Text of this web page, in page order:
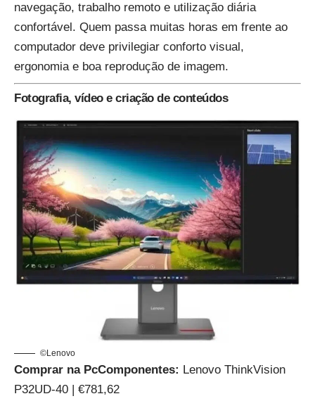
navegação, trabalho remoto e utilização diária
confortável. Quem passa muitas horas em frente ao
computador deve privilegiar conforto visual,
ergonomia e boa reprodução de imagem.
Fotografia, vídeo e criação de conteúdos
©Lenovo
Comprar na PcComponentes: Lenovo ThinkVision
P32UD-40 | €781,62